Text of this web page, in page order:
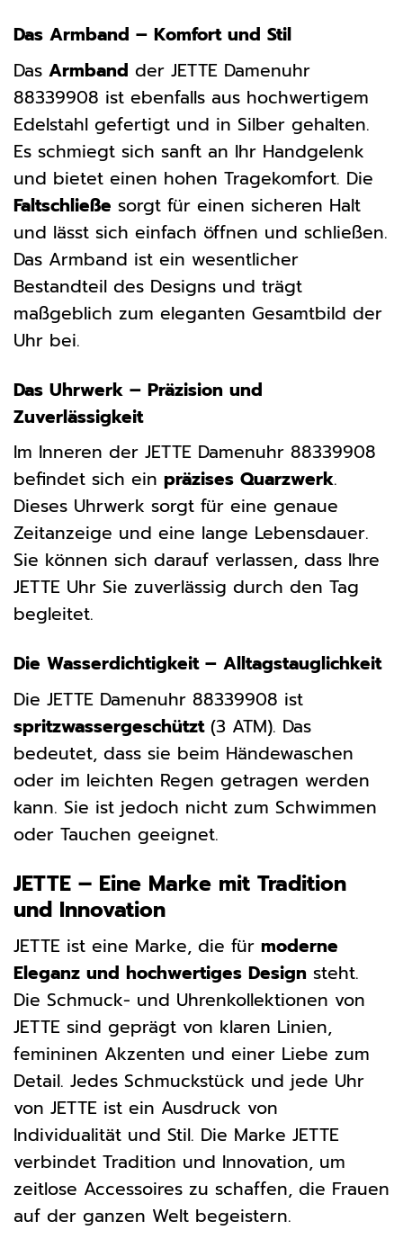
Das Armband – Komfort und Stil
Das Armband der JETTE Damenuhr
88339908 ist ebenfalls aus hochwertigem
Edelstahl gefertigt und in Silber gehalten.
Es schmiegt sich sanft an Ihr Handgelenk
und bietet einen hohen Tragekomfort. Die
Faltschließe sorgt für einen sicheren Halt
und lässt sich einfach öffnen und schließen.
Das Armband ist ein wesentlicher
Bestandteil des Designs und trägt
maßgeblich zum eleganten Gesamtbild der
Uhr bei.
Das Uhrwerk – Präzision und
Zuverlässigkeit
Im Inneren der JETTE Damenuhr 88339908
befindet sich ein präzises Quarzwerk.
Dieses Uhrwerk sorgt für eine genaue
Zeitanzeige und eine lange Lebensdauer.
Sie können sich darauf verlassen, dass Ihre
JETTE Uhr Sie zuverlässig durch den Tag
begleitet.
Die Wasserdichtigkeit – Alltagstauglichkeit
Die JETTE Damenuhr 88339908 ist
spritzwassergeschützt(3 ATM). Das
bedeutet, dass sie beim Händewaschen
oder im leichten Regen getragen werden
kann. Sie ist jedoch nicht zum Schwimmen
oder Tauchen geeignet.
JETTE – Eine Marke mit Tradition
und Innovation
JETTE ist eine Marke, die für moderne
Eleganz und hochwertiges Design steht.
Die Schmuck- und Uhrenkollektionen von
JETTE sind geprägt von klaren Linien,
femininen Akzenten und einer Liebe zum
Detail. Jedes Schmuckstück und jede Uhr
von JETTE ist ein Ausdruck von
Individualität und Stil. Die Marke JETTE
verbindet Tradition und Innovation, um
zeitlose Accessoires zu schaffen, die Frauen
auf der ganzen Welt begeistern.